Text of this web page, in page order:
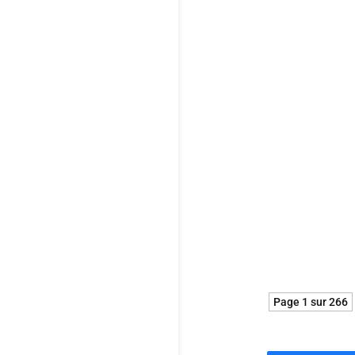
Page 1 sur 266